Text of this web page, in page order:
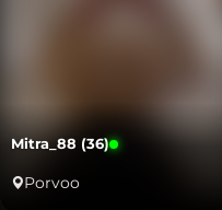
Mitra_88 (36)
Porvoo